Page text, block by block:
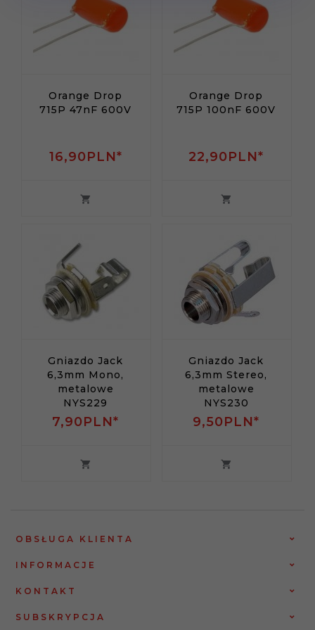
Orange Drop
715P 47nF 600V
16,90PLN*
Orange Drop
715P 100nF 600V
22,90PLN*
Gniazdo Jack
6,3mm Mono,
metalowe
NYS229
7,90PLN*
Gniazdo Jack
6,3mm Stereo,
metalowe
NYS230
9,50PLN*
OBSŁUGA KLIENTA
INFORMACJE
KONTAKT
SUBSKRYPCJA